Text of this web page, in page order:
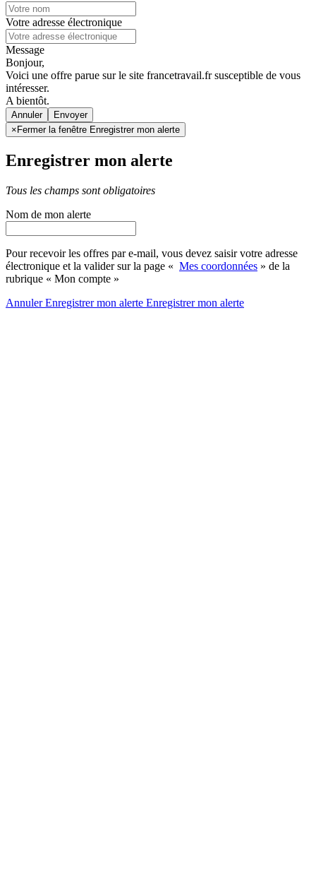
Votre adresse électronique
Message
Bonjour,
Voici une offre parue sur le site francetravail.fr susceptible de vous
intéresser.
A bientôt.
Annuler
× Fermer la fenêtre Enregistrer mon alerte
Enregistrer mon alerte
Tous les champs sont obligatoires
Nom de mon alerte
Pour recevoir les offres par e-mail, vous devez saisir votre adresse
électronique et la valider sur la page « Mes coordonnées » de la
rubrique « Mon compte »
AnnulerEnregistrer mon alerte Enregistrermon alerte